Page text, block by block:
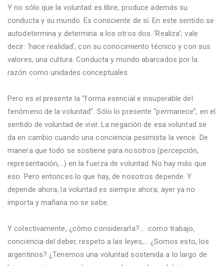
Y no sólo que la voluntad es libre; produce además su
conducta y su mundo. Es consciente de sí. En este sentido se
autodetermina y determina a los otros dos. ‘Realiza’; vale
decir: ‘hace realidad’, con su conocimiento técnico y con sus
valores, una cultura. Conducta y mundo abarcados por la
razón como unidades conceptuales.
Pero es el presente la “forma esencial e insuperable del
fenómeno de la voluntad”. Sólo lo presente “permanece”, en el
sentido de voluntad de vivir. La negación de esa voluntad se
da en cambio cuando una conciencia pesimista la vence. De
manera que todo se sostiene para nosotros (percepción,
representación,…) en la fuerza de voluntad. No hay más que
eso. Pero entonces lo que hay, de nosotros depende. Y
depende ahora; la voluntad es siempre ahora; ayer ya no
importa y mañana no se sabe.
Y colectivamente, ¿cómo considerarla?... como trabajo,
conciencia del deber, respeto a las leyes,... ¿Somos esto, los
argentinos? ¿Tenemos una voluntad sostenida a lo largo de